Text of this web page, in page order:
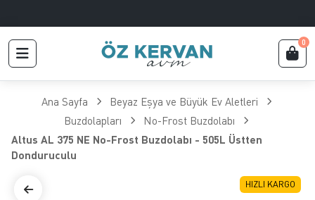
0
Ana Sayfa
Beyaz Eşya ve Büyük Ev Aletleri
Buzdolapları
No-Frost Buzdolabı
Altus AL 375 NE No-Frost Buzdolabı - 505L Üstten
Donduruculu
HIZLI KARGO